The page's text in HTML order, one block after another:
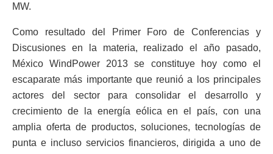
MW.
Como resultado del Primer Foro de Conferencias y
Discusiones en la materia, realizado el año pasado,
México WindPower 2013 se constituye hoy como el
escaparate más importante que reunió a los principales
actores del sector para consolidar el desarrollo y
crecimiento de la energía eólica en el país, con una
amplia oferta de productos, soluciones, tecnologías de
punta e incluso servicios financieros, dirigida a uno de